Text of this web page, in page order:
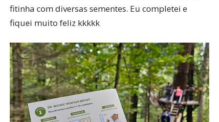
fitinha com diversas sementes. Eu completei e
fiquei muito feliz kkkkk